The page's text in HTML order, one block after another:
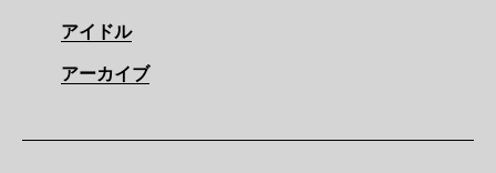
アイドル
アーカイブ